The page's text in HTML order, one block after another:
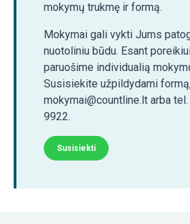
mokymų trukmę ir formą.
Mokymai gali vykti Jums
nuotoliniu būdu. Esant
paruošime individualią
Susisiekite užpildydami
mokymai@countline.lt arba
9922.
Susisiekti